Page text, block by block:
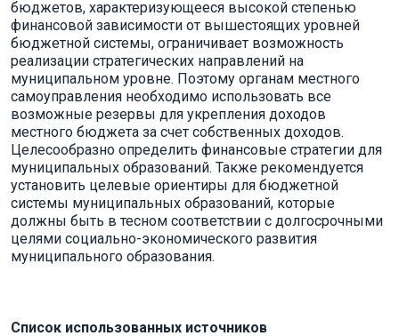
бюджетов, характеризующееся высокой степенью
финансовой зависимости от вышестоящих уровней
бюджетной системы, ограничивает возможность
реализации стратегических направлений на
муниципальном уровне. Поэтому органам местного
самоуправления необходимо использовать все
возможные резервы для укрепления доходов
местного бюджета за счет собственных доходов.
Целесообразно определить финансовые стратегии для
муниципальных образований. Также рекомендуется
установить целевые ориентиры для бюджетной
системы муниципальных образований, которые
должны быть в тесном соответствии с долгосрочными
целями социально-экономического развития
муниципального образования.
Список использованных источников